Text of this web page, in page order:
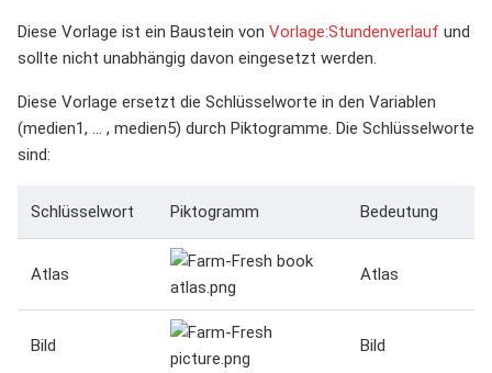
Diese Vorlage ist ein Baustein von Vorlage:Stundenverlauf und
sollte nicht unabhängig davon eingesetzt werden.
Diese Vorlage ersetzt die Schlüsselworte in den Variablen
(medien1, ... , medien5) durch Piktogramme. Die Schlüsselworte
sind:
Schlüsselwort Piktogramm Bedeutung
Atlas Atlas
Bild Bild